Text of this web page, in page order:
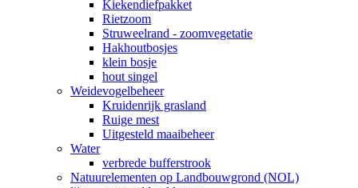
Kiekendiefpakket
Rietzoom
Struweelrand - zoomvegetatie
Hakhoutbosjes
klein bosje
hout singel
Weidevogelbeheer
Kruidenrijk grasland
Ruige mest
Uitgesteld maaibeheer
Water
verbrede bufferstrook
Natuurelementen op Landbouwgrond (NOL)